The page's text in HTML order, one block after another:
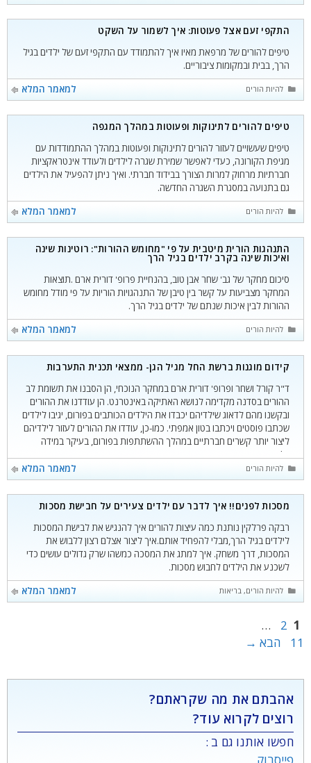
התקפי זעם אצל פעוטות: איך לשמור על השקט
טיפים להורים של מרפאת מאיו איך להתמודד עם התקפי זעם של ילדים בגיל
הרך, בבית ובמקומות ציבוריים.
למאמר המלא
קטגוריות
להיות הורים
טיפים להורים לתינוקות ופעוטות במהלך המגפה
טיפים שעשויים לעזור להורים לתינוקות ופעוטות במהלך ההתמודדות עם
מגיפת הקורונה, כעדי לאפשר שמירת שגרה לילדים ולעודד אינטראקציות
חברתיות מרחוק למרות הצורך בבידוד חברתי. ואיך ניתן להפעיל את הילדים
גם בתנועה במסגרת השגרה החדשה.
למאמר המלא
קטגוריות
להיות הורים
התנהגות הורית מיטבית על פי "מחומש ההורות": רוטינות שינה
ואיכות שינה בקרב ילדים בגיל הרך
סיכום מחקר של גב' שחר אבן טוב, בהנחיית פרופ' דורית ארם .תוצאות
המחקר מצביעות על קשר בין טיבן של התנהגויות הוריות על פי מודל מחומש
ההורות לבין איכות שנתם של ילדים בגיל הרך.
למאמר המלא
קטגוריות
להיות הורים
קידום מוגנות ברשת החל מגיל הגן- ממצאי תכנית התערבות
ד"ר קורל ושחר ופרופ' דורית ארם במחקר הנוכחי, הן הסבנו את תשומת לב
ההורים בסדנה מקדימה לנושא האתיקה באינטרנט. הן עודדנו את ההורים
ובקשנו מהם לדאוג שילדיהם יכבדו את הילדים הכותבים בפורום, יגיבו לילדים
שכתבו פוסטים ויכתבו בטון אמפתי. כמו-כן, עודדו את ההורים לעזור לילדיהם
ליצור יותר קשרים חברתיים במהלך ההשתתפות בפורום, בעיקר במידה
וילדיהם מתקשים חברתית
למאמר המלא
קטגוריות
להיות הורים
מסכות לפנים!! איך לדבר עם ילדים צעירים על חבישת מסכות
רבקה פרלקין נותנת כמה עיצות להורים איך להנגיש את לבישת המסכות
לילדים בגיל הרך,מבלי להפחיד אותם.איך ליצור אצלם רצון ללבוש את
המסכות, דרך משחק. איך למתג את המסכה כמשהו שרק גדולים עושים כדי
לשכנע את הילדים לחבוש מסכות.
למאמר המלא
קטגוריות
להיות הורים,בריאות
עמוד
1 עמוד
2
…
11
הבא →
אהבתם את מה שקראתם?
רוצים לקרוא עוד?
חפשו אותנו גם ב :